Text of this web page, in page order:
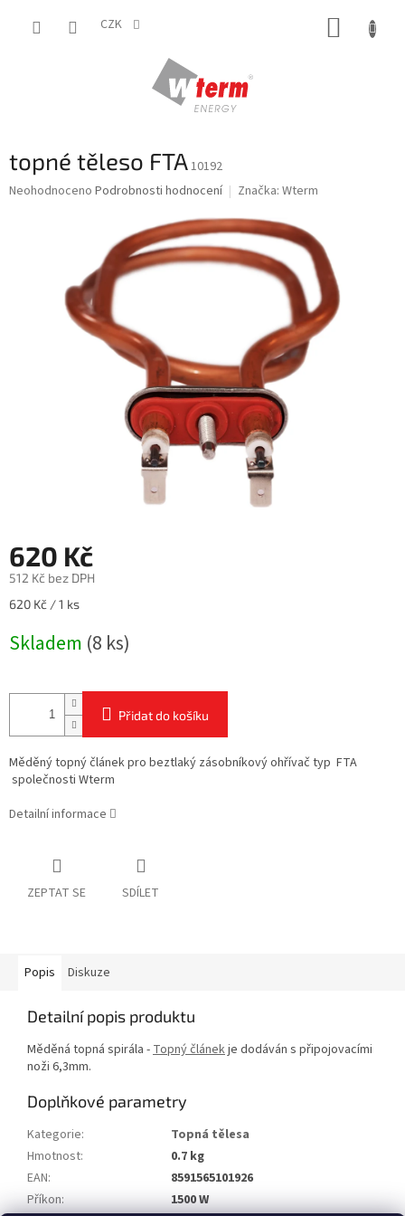
CZK
topné těleso FTA10192
Průměrné
hvězdiček.
Neohodnoceno Podrobnosti hodnocení Značka: Wterm
620 Kč
512 Kč bez DPH
Měrná
620 Kč / 1 ks
Skladem (8 ks)
Přidat do košíku
Měděný topný článek pro beztlaký zásobníkový ohřívač typ FTA
společnosti Wterm
Detailní informace
ZEPTAT SE SDÍLET
Popis Diskuze
Detailní popis produktu
Měděná topná spirála -Topný článekje dodáván s připojovacími
noži 6,3mm.
Doplňkové parametry
Kategorie:
Topná tělesa
Hmotnost:
0.7 kg
EAN:
8591565101926
Příkon:
1500 W